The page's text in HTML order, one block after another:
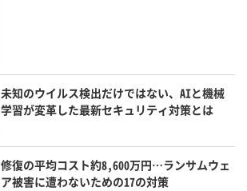
未知のウイルス検出だけではない、AIと機械
学習が変革した最新セキュリティ対策とは
修復の平均コスト約8,600万円…ランサムウェ
ア被害に遭わないための17の対策